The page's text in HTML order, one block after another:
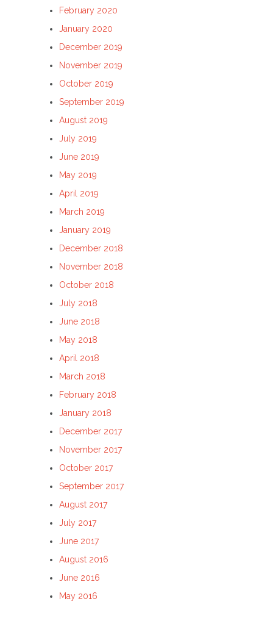
February 2020
January 2020
December 2019
November 2019
October 2019
September 2019
August 2019
July 2019
June 2019
May 2019
April 2019
March 2019
January 2019
December 2018
November 2018
October 2018
July 2018
June 2018
May 2018
April 2018
March 2018
February 2018
January 2018
December 2017
November 2017
October 2017
September 2017
August 2017
July 2017
June 2017
August 2016
June 2016
May 2016